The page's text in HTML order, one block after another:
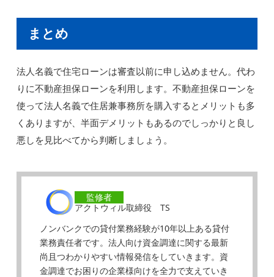
まとめ
法人名義で住宅ローンは審査以前に申し込めません。代わ
りに不動産担保ローンを利用します。不動産担保ローンを
使って法人名義で住居兼事務所を購入するとメリットも多
くありますが、半面デメリットもあるのでしっかりと良し
悪しを見比べてから判断しましょう。
監修者
アクトウィル取締役 TS
ノンバンクでの貸付業務経験が10年以上ある貸付
業務責任者です。法人向け資金調達に関する最新
尚且つわかりやすい情報発信をしていきます。資
金調達でお困りの企業様向けを全力で支えていき